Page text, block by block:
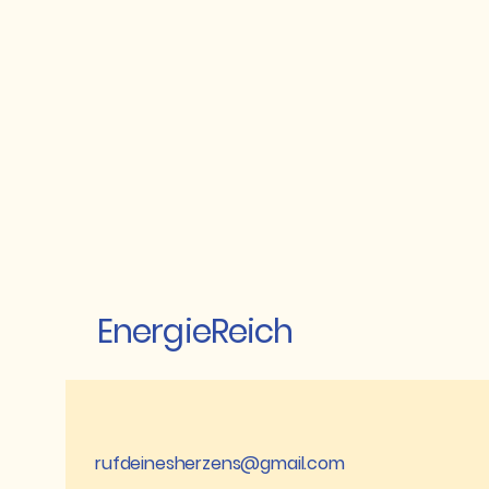
EnergieReich
rufdeinesherzens@gmail.com